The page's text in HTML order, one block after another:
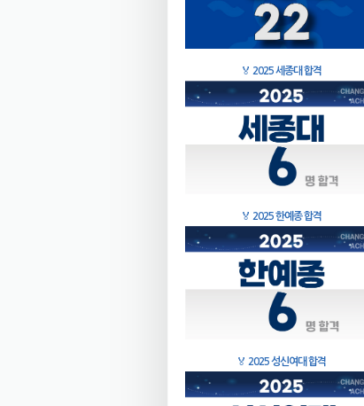
🏅 2025 세종대 합격
🏅 2025 한예종 합격
🏅 2025 성신여대 합격